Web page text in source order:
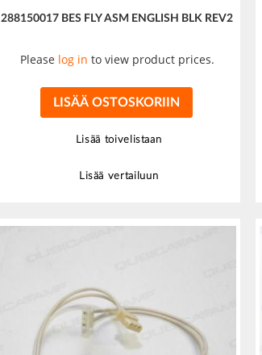
288150017 BES FLY ASM ENGLISH BLK REV2
Please log in to view product prices.
LISÄÄ OSTOSKORIIN
Lisää toivelistaan
Lisää vertailuun